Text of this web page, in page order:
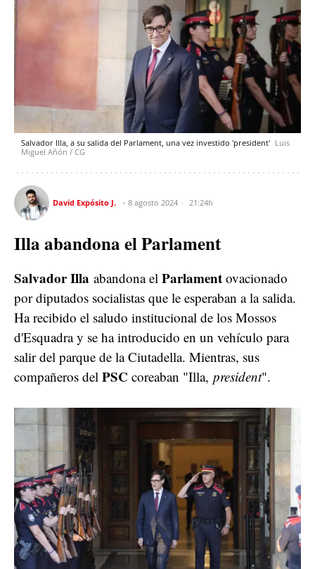
Salvador Illa, a su salida del Parlament, una vez investido 'president' Luis
Miguel Añón / CG
David Expósito J. 8 agosto 2024 21:24h
Illa abandona el Parlament
Salvador Illa abandona el Parlament ovacionado
por diputados socialistas que le esperaban a la salida.
Ha recibido el saludo institucional de los Mossos
d'Esquadra y se ha introducido en un vehículo para
salir del parque de la Ciutadella. Mientras, sus
compañeros del PSC coreaban "Illa, president".